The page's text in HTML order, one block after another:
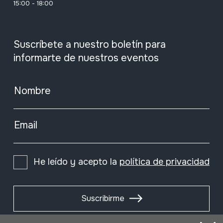
15:00 - 18:00
Suscríbete a nuestro boletín para
informarte de nuestros eventos
Nombre
Email
He leído y acepto la política de privacidad
Suscribirme